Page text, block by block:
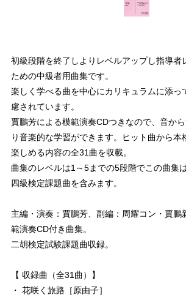
初級段階を終了しよりレベルアップし指導者
ための中級者用曲集です。
楽しく学べる曲を中心にカリキュラムに添っ
慮されています。
賈鵬芳による模範演奏CDつきなので、音か
り音楽的な学習ができます。ヒット曲から本
楽しめる内容の全31曲を収載。
曲集のレベルは1～5までの5段階でこの曲集は
四級検定課題曲を含みます。
主編・演奏：賈鵬芳、副編：周耀コン・賈鵬
範演奏CD付き曲集。
二胡検定試験課題曲収録。
【 収録曲（全31曲）】
・ 花咲く旅路［原由子］